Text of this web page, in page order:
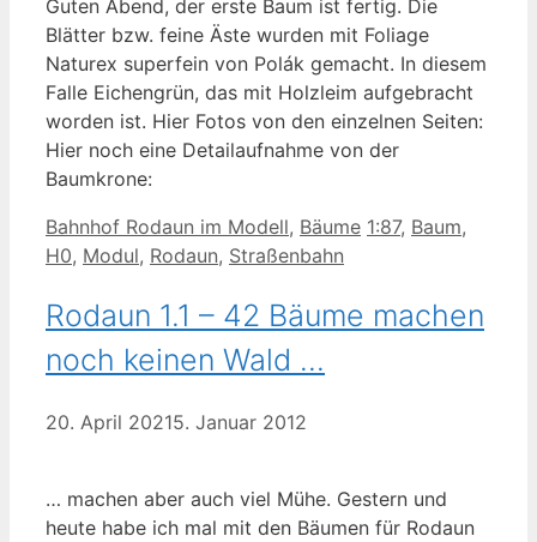
Guten Abend, der erste Baum ist fertig. Die
Blätter bzw. feine Äste wurden mit Foliage
Naturex superfein von Polák gemacht. In diesem
Falle Eichengrün, das mit Holzleim aufgebracht
worden ist. Hier Fotos von den einzelnen Seiten:
Hier noch eine Detailaufnahme von der
Baumkrone:
Kategorien
Bahnhof Rodaun im Modell, Bäume Schlagwörter
1:87, Baum,
H0, Modul, Rodaun, Straßenbahn
Rodaun 1.1 – 42 Bäume machen
noch keinen Wald …
20. April 20215. Januar 2012
… machen aber auch viel Mühe. Gestern und
heute habe ich mal mit den Bäumen für Rodaun